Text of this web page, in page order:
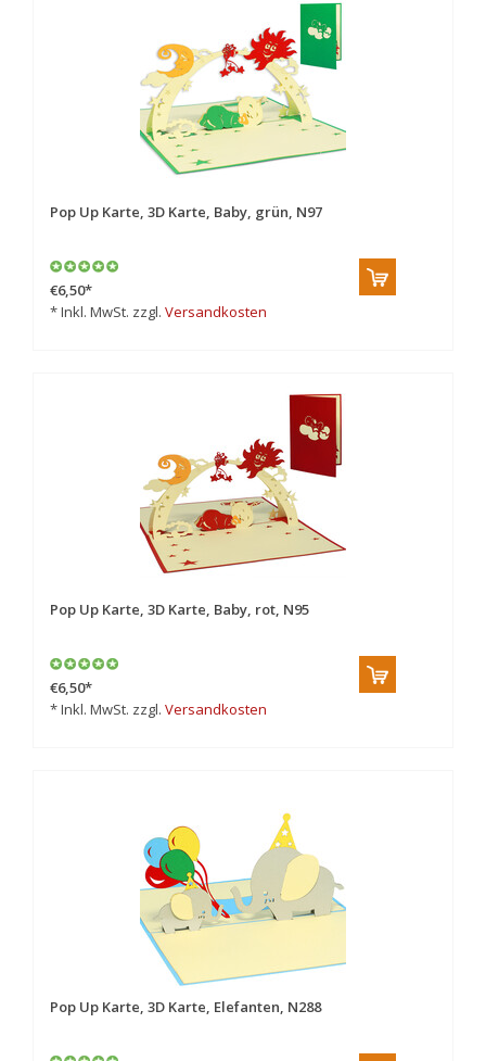
Pop Up Karte, 3D Karte, Baby, grün, N97
€6,50*
* Inkl. MwSt. zzgl. Versandkosten
Pop Up Karte, 3D Karte, Baby, rot, N95
€6,50*
* Inkl. MwSt. zzgl. Versandkosten
Pop Up Karte, 3D Karte, Elefanten, N288